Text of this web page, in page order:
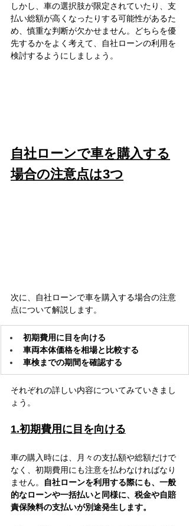
しかし、車の選択肢が限定されていたり、支
払い総額が高くなったりする可能性があるた
め、慎重な判断が欠かせません。どちらを優
先するかをよく考えて、自社ローンの利用を
検討するようにしましょう。
自社ローンで車を購入する
場合の注意点は3つ
次に、自社ローンで車を購入する場合の注意
点について解説します。
初期費用に目を向ける
車両本体価格を相場と比較する
車検までの期間を確認する
それぞれの詳しい内容についてみていきまし
ょう。
1.初期費用に目を向ける
車の購入時には、月々の支払額や総額だけで
なく、初期費用にも注意を払わなければなり
ません。
自社ローンを利用する際にも、一般
的なローンや一括払いと同様に、税金や自賠
責保険料の支払いが別途発生します。